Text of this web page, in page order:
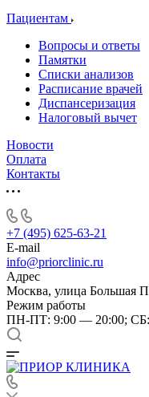
Пациентам
Вопросы и ответы
Памятки
Списки анализов
Расписание врачей
Диспансеризация
Налоговый вычет
Новости
Оплата
Контакты
+7 (495) 625-63-21
E-mail
info@priorclinic.ru
Адрес
Москва, улица Большая
Режим работы
ПН-ПТ: 9:00 — 20:00;